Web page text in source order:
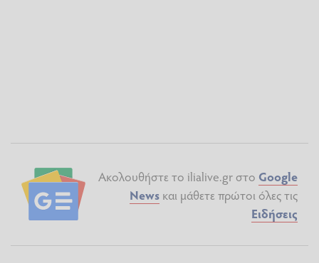
Ακολουθήστε το ilialive.gr στο Google
News και μάθετε πρώτοι όλες τις
Ειδήσεις